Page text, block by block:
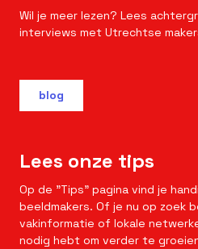
Wil je meer lezen? Lees
interviews met Utrechtse
blog
Lees onze tips
Op de "Tips" pagina vind je
beeldmakers. Of je nu op zoek
vakinformatie of lokale
nodig hebt om verder te